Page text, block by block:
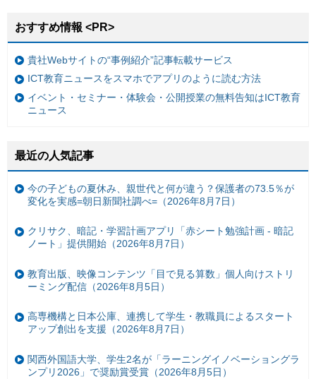
おすすめ情報 <PR>
貴社Webサイトの“事例紹介”記事転載サービス
ICT教育ニュースをスマホでアプリのように読む方法
イベント・セミナー・体験会・公開授業の無料告知はICT教育
ニュース
最近の人気記事
今の子どもの夏休み、親世代と何が違う？保護者の73.5％が
変化を実感=朝日新聞社調べ=（2026年8月7日）
クリサク、暗記・学習計画アプリ「赤シート勉強計画 - 暗記
ノート」提供開始（2026年8月7日）
教育出版、映像コンテンツ「目で見る算数」個人向けストリ
ーミング配信（2026年8月5日）
高専機構と日本公庫、連携して学生・教職員によるスタート
アップ創出を支援（2026年8月7日）
関西外国語大学、学生2名が「ラーニングイノベーショングラ
ンプリ2026」で奨励賞受賞（2026年8月5日）